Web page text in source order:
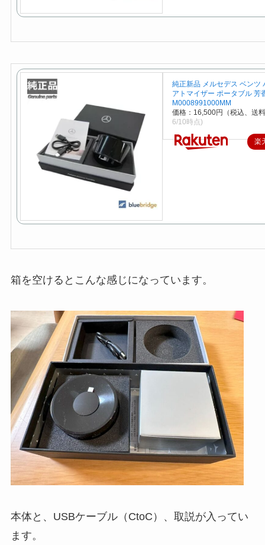
純正新品 メルセデス ベンツ
アトマイザー ポータブル 芳
M0008991000MM
価格：16,500円（税込、送
6/10時点)
楽
箱を空けるとこんな感じになっています。
本体と、USBケーブル（CtoC）、取説が入ってい
ます。